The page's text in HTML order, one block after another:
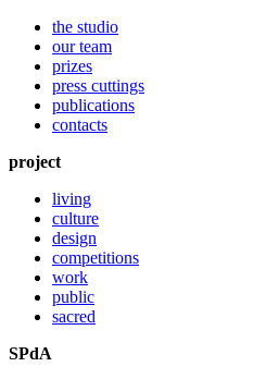
the studio
our team
prizes
press cuttings
publications
contacts
project
living
culture
design
competitions
work
public
sacred
SPdA